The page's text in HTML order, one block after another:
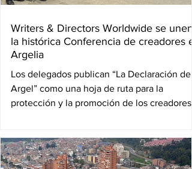
Writers & Directors Worldwide se unen
la histórica Conferencia de creadores
Argelia
Los delegados publican “La Declaración de
Argel” como una hoja de ruta para la
protección y la promoción de los creadores